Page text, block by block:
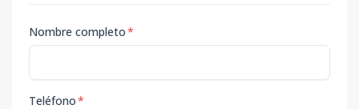
Nombre completo*
Teléfono*